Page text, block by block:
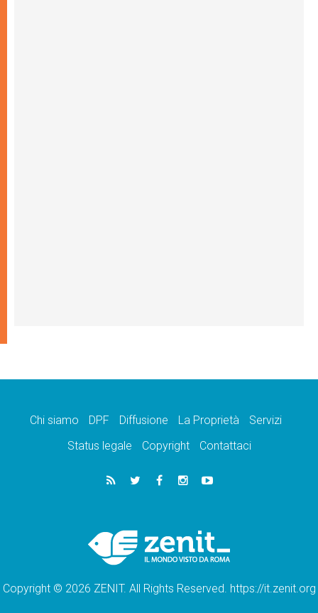
Chi siamo DPF Diffusione La Proprietà
Servizi
Status legale
Copyright Contattaci
Copyright © 2026 ZENIT. All Rights Reserved. https://it.zenit.org